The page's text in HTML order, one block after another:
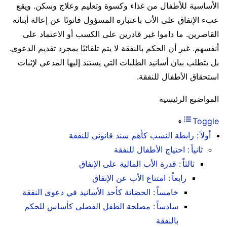
الأساسية للأطفال من غذاء وكسوة وتعليم وعلاج وسكن. ويقع
عبء الإنفاق على الأب باعتباره المسؤول قانونًا عن إعالة أبنائه
القاصرين. ما داموا غير قادرين على الكسب أو الاعتماد على
أنفسهم. غير أن الحكم بالنفقة لا يتم تلقائيًا بمجرد تقديم الدعوى.
بل يتطلب بيان أسانيد الطلبات التي يستند إليها المدعي لإثبات
استحقاق الأطفال للنفقة.
المواضيع الرئيسية
Toggle
أولاً : رابطة النسب كأهم سند قانوني للنفقة
ثانياً : احتياج الأطفال للنفقة
ثالثاً : قدرة الأب المالية على الإنفاق
رابعاً : امتناع الأب عن الإنفاق
خامساً : الحضانة كأحد الأسانيد في دعوى النفقة
سادساً : مصلحة الطفل الفضلى كأساس للحكم
بالنفقة